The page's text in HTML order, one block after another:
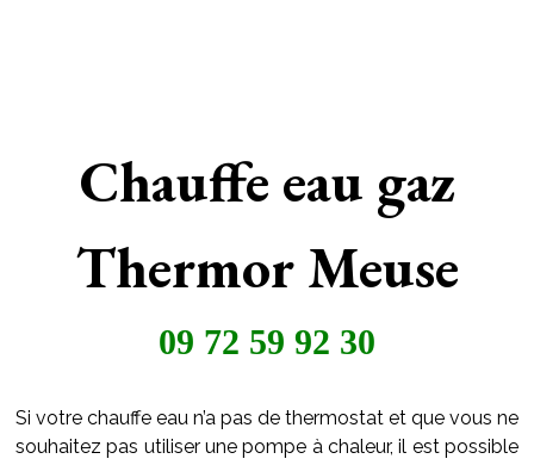
Chauffe eau gaz
Thermor Meuse
09 72 59 92 30
Si votre chauffe eau n’a pas de thermostat et que vous ne
souhaitez pas utiliser une pompe à chaleur, il est possible